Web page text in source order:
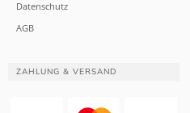
Datenschutz
AGB
ZAHLUNG & VERSAND